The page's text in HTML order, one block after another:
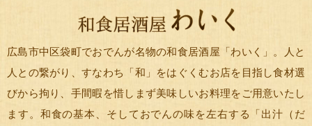
広島市中区袋町でおでんが名物の和食居酒屋「わいく」。人と
人との繋がり、すなわち「和」をはぐくむお店を目指し食材選
びから拘り、手間暇を惜しまず美味しいお料理をご用意いたし
ます。和食の基本、そしておでんの味を左右する「出汁（だ